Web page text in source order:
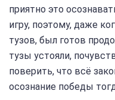
приятно это
игру, поэтому, даже
тузов, был готов
тузы устояли,
поверить, что всё
осознание победы